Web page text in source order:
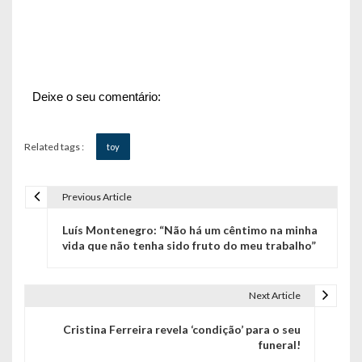
Deixe o seu comentário:
Related tags : toy
Previous Article
Luís Montenegro: “Não há um cêntimo na minha
vida que não tenha sido fruto do meu trabalho”
Next Article
Cristina Ferreira revela ‘condição’ para o seu
funeral!